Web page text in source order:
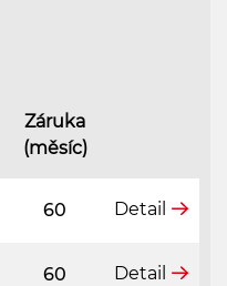
Záruka
(měsíc)
60 Detail
60 Detail